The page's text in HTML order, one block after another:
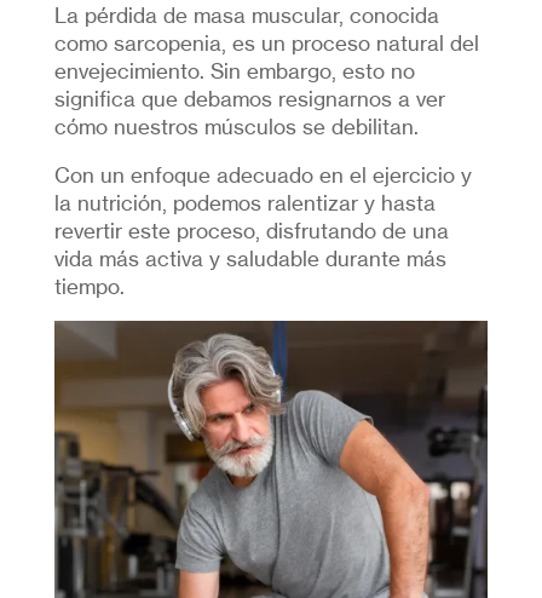
La pérdida de masa muscular, conocida
como sarcopenia, es un proceso natural del
envejecimiento. Sin embargo, esto no
significa que debamos resignarnos a ver
cómo nuestros músculos se debilitan.
Con un enfoque adecuado en el ejercicio y
la nutrición, podemos ralentizar y hasta
revertir este proceso, disfrutando de una
vida más activa y saludable durante más
tiempo.